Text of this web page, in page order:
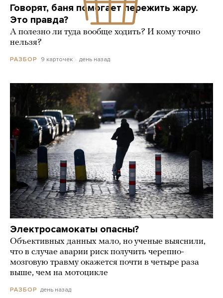
Говорят, баня помогает пережить жару.
Это правда?
А полезно ли туда вообще ходить? И кому точно
нельзя?
РАЗБОР 9 карточек день назад
Электросамокаты опасны?
Объективных данных мало, но ученые выяснили,
что в случае аварии риск получить черепно-
мозговую травму окажется почти в четыре раза
выше, чем на мотоцикле
РАЗБОР день назад